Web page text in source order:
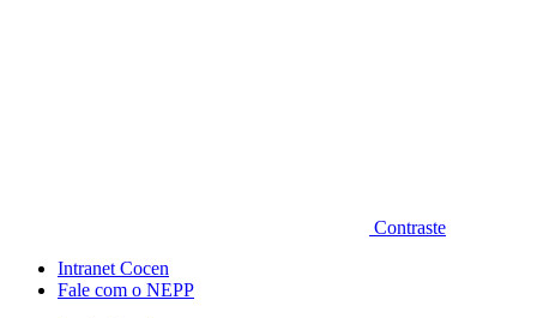
Contraste
Intranet Cocen
Fale com o NEPP